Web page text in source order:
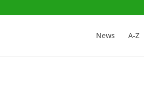
News A-Z